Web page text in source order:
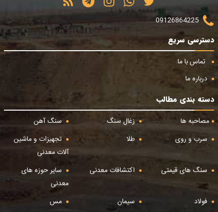
09126864225
دسترسی سریع
تماس با ما
درباره ما
دسته بندی مطالب
مصاحبه ها
زغال سنگ
سنگ آهن
سرب و روی
طلا
تجهیزات و ماشین
آلات معدنی
سنگ های قیمتی
اکتشافات معدنی
سایر حوزه های
معدنی
فولاد
سیمان
مس